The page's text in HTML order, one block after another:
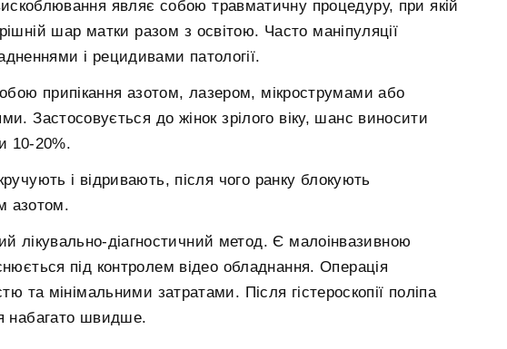
являє собою травматичну процедуру, при якій
шар матки разом з освітою. Часто маніпуляції
і рецидивами патології.
припікання азотом, лазером, мікрострумами або
Застосовується до жінок зрілого віку, шанс виносити
10-20%.
і відривають, після чого ранку блокують
азотом.
лікувально-діагностичний метод. Є малоінвазивною
під контролем відео обладнання. Операція
та мінімальними затратами. Після гістероскопії поліпа
набагато швидше.